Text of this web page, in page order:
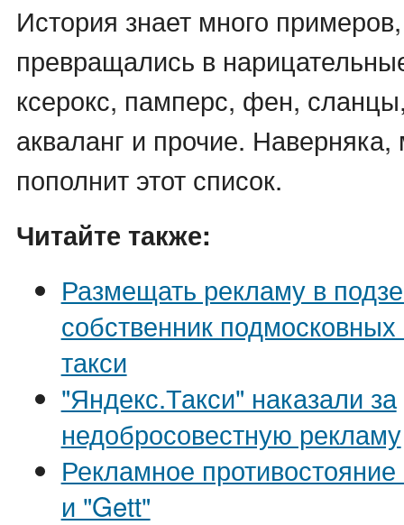
История знает много
превращались в
ксерокс, памперс, фен,
акваланг и прочие.
пополнит этот список.
Читайте также:
Размещать рекламу в
собственник
такси
"Яндекс.Такси" наказали за
недобросовестную рекламу
Рекламное
и "Gett"